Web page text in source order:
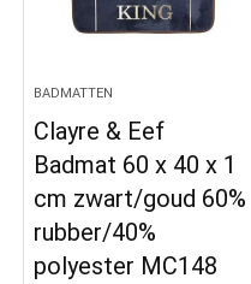
BADMATTEN
Clayre & Eef
Badmat 60 x 40 x 1
cm zwart/goud 60%
rubber/40%
polyester MC148